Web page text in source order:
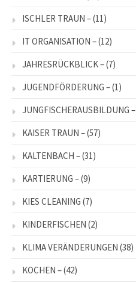
ISCHLER TRAUN –(11)
IT ORGANISATION –(12)
JAHRESRÜCKBLICK –(7)
JUGENDFÖRDERUNG –(1)
JUNGFISCHERAUSBILDUNG –
KAISER TRAUN –(57)
KALTENBACH –(31)
KARTIERUNG –(9)
KIES CLEANING (7)
KINDERFISCHEN (2)
KLIMA VERÄNDERUNGEN (38)
KOCHEN –(42)